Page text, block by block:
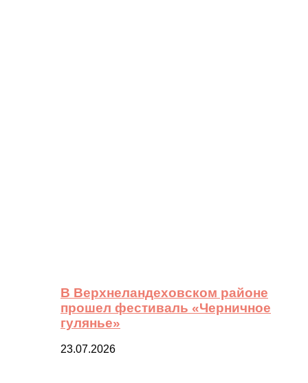
В Верхнеландеховском районе
прошел фестиваль «Черничное
гулянье»
23.07.2026